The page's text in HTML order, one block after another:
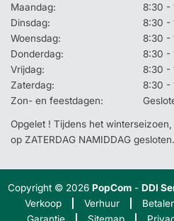
Maandag:
8:30 -
Dinsdag:
8:30 -
Woensdag:
8:30 -
Donderdag:
8:30 -
Vrijdag:
8:30 -
Zaterdag:
8:30 -
Zon- en feestdagen:
Opgelet ! Tijdens het
op ZATERDAG NAMIDDAG gesloten.
Copyright © 2026PopCom -DDI
Verkoop
Verhuur